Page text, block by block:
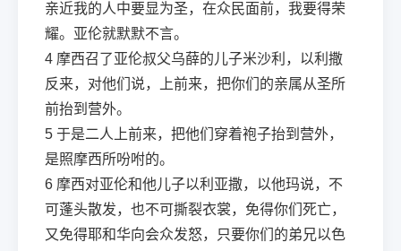
亲近我的人中要显为圣，在众民面前，我要得荣
耀。亚伦就默默不言。
4 摩西召了亚伦叔父乌薛的儿子米沙利，以利撒
反来，对他们说，上前来，把你们的亲属从圣所
前抬到营外。
5 于是二人上前来，把他们穿着袍子抬到营外，
是照摩西所吩咐的。
6 摩西对亚伦和他儿子以利亚撒，以他玛说，不
可蓬头散发，也不可撕裂衣裳，免得你们死亡，
又免得耶和华向会众发怒，只要你们的弟兄以色